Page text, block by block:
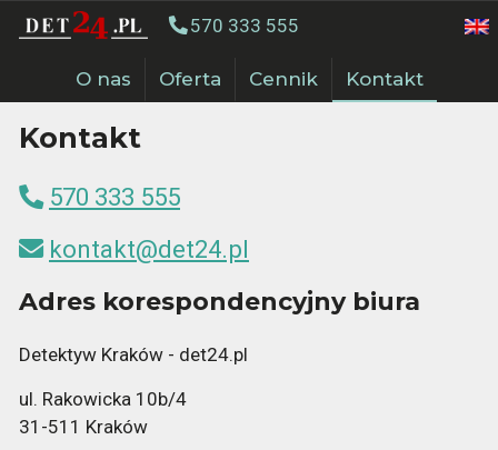
570 333 555
O nas Oferta Cennik Kontakt
Kontakt
570 333 555
kontakt@det24.pl
Adres korespondencyjny biura
Detektyw Kraków - det24.pl
ul. Rakowicka 10b/4
31-511 Kraków